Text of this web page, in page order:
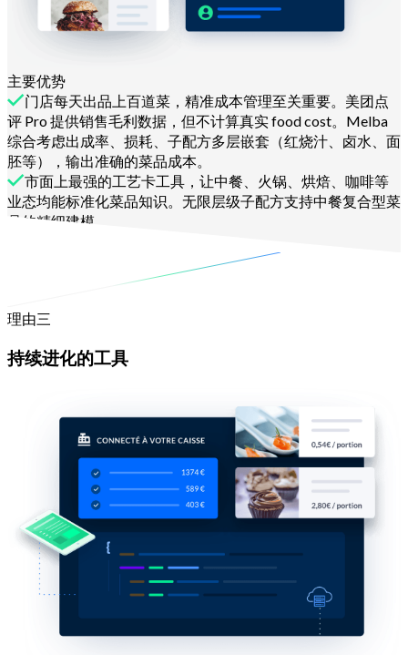
主要优势
门店每天出品上百道菜，精准成本管理至关重要。美团点
评 Pro 提供销售毛利数据，但不计算真实 food cost。Melba
综合考虑出成率、损耗、子配方多层嵌套（红烧汁、卤水、面
胚等），输出准确的菜品成本。
市面上最强的工艺卡工具，让中餐、火锅、烘焙、咖啡等
业态均能标准化菜品知识。无限层级子配方支持中餐复合型菜
品的精细建模。
理由三
持续进化的工具